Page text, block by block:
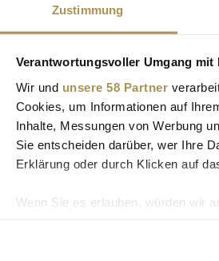
Zustimmung
Verantwortungsvoller Umgang mit
Wir und unsere 58 Partner
Cookies, um Informationen auf
Inhalte, Messungen von Werbung
Sie entscheiden darüber, wer Ihre
Erklärung oder durch Klicken auf
Wenn Sie es erlauben, würden wir